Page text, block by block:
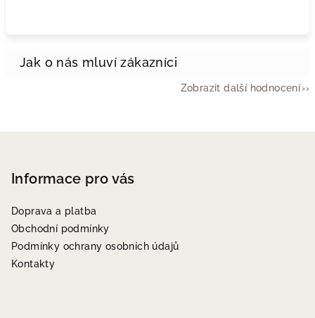
Zobrazit další hodnocení
Informace pro vás
Doprava a platba
Obchodní podmínky
Podmínky ochrany osobních údajů
Kontakty